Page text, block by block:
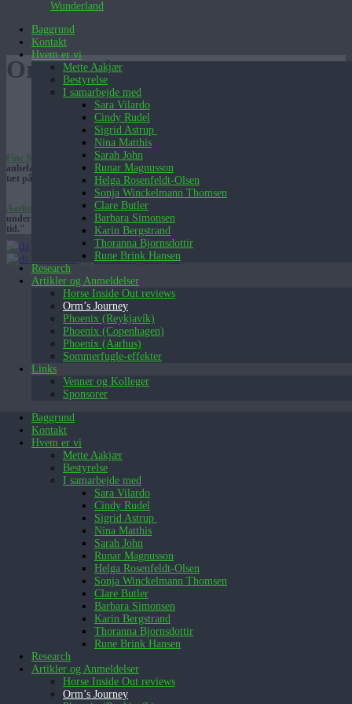
Wunderland
Baggrund
Kontakt
Hvem er vi
Mette Aakjær
Bestyrelse
I samarbejde med
Sara Vilardo
Cindy Rudel
Sigrid Astrup
Nina Matthis
Sarah John
Runar Magnusson
Helga Rosenfeldt-Olsen
Sonja Winckelmann Thomsen
Clare Butler
Barbara Simonsen
Karin Bergstrand
Thoranna Bjornsdottir
Rune Brink Hansen
Research
Artikler og Anmeldelser
Horse Inside Out reviews
Orm’s Journey
Phoenix (Reykjavík)
Phoenix (Copenhagen)
Phoenix (Aarhus)
Sommerfugle-effekter
Links
Venner og Kolleger
Sponsorer
Baggrund
Kontakt
Hvem er vi
Mette Aakjær
Bestyrelse
I samarbejde med
Sara Vilardo
Cindy Rudel
Sigrid Astrup
Nina Matthis
Sarah John
Runar Magnusson
Helga Rosenfeldt-Olsen
Sonja Winckelmann Thomsen
Clare Butler
Barbara Simonsen
Karin Bergstrand
Thoranna Bjornsdottir
Rune Brink Hansen
Research
Artikler og Anmeldelser
Horse Inside Out reviews
Orm’s Journey
Orms Rejse
All Rights Reserved, Iga Kuriata, Moesgaard Museum,
MOMU, Foto/Medie afdelingen Moesgaard, Wunderland.
Fine Spind
: "Orms rejse gør den funklende skov magisk, og vi kan på det varmeste
anbefale denne enestående mulighed for at krybe ind i et hul i tiden og komme helt
tæt på skoven."
Aarhus Stiftidende: ★ ★ ★ ★ "Sanseligheden og naturens skønhed kryber helt ind
under huden på en på den meget fredfyldte men også begivenhedsrige rejst bagud i
tid."
English (UK)